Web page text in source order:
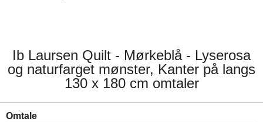
Ib Laursen Quilt - Mørkeblå - Lyserosa
og naturfarget mønster, Kanter på langs
130 x 180 cm omtaler
Omtale